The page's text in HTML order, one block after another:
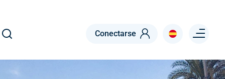
Conectarse Menu right